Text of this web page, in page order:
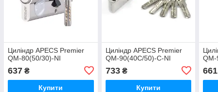
Циліндр APECS Premier
QM-80(50/30)-NI
637 ₴
Купити
Циліндр APECS Premier
QM-90(40С/50)-C-NI
733₴
Купити
661